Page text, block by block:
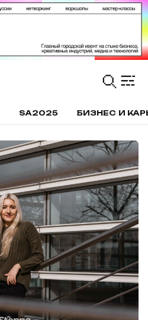
SA2025 БИЗНЕС И